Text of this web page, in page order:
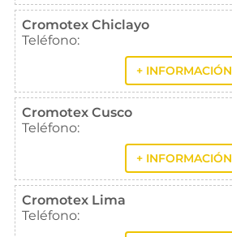
Cromotex Chiclayo
Teléfono:
+ INFORMACIÓN
Cromotex Cusco
Teléfono:
+ INFORMACIÓN
Cromotex Lima
Teléfono: